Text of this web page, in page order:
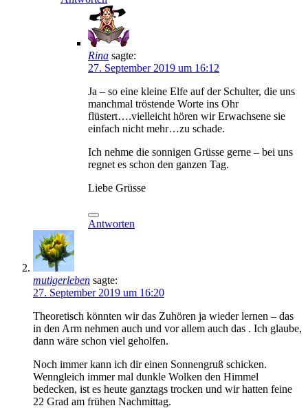
Rina sagte:
27. September 2019 um 16:12
Ja – so eine kleine Elfe auf der Schulter, die uns
manchmal tröstende Worte ins Ohr
flüstert….vielleicht hören wir Erwachsene sie
einfach nicht mehr…zu schade.
Ich nehme die sonnigen Grüsse gerne – bei uns
regnet es schon den ganzen Tag.
Liebe Grüsse
Antworten
mutigerleben sagte:
27. September 2019 um 16:20
Theoretisch könnten wir das Zuhören ja wieder lernen – das
in den Arm nehmen auch und vor allem auch das . Ich glaube,
dann wäre schon viel geholfen.
Noch immer kann ich dir einen Sonnengruß schicken.
Wenngleich immer mal dunkle Wolken den Himmel
bedecken, ist es heute ganztags trocken und wir hatten feine
22 Grad am frühen Nachmittag.